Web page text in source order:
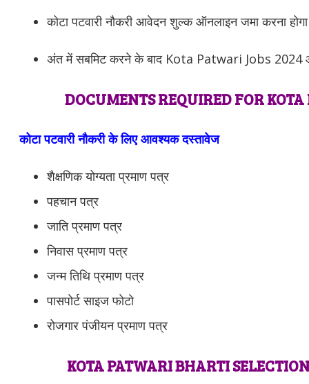
कोटा पटवारी नौकरी आवेदन शुल्क ऑनलाइन जमा करना
अंत में सबमिट करने के बाद Kota Patwari Jobs 2024
DOCUMENTS REQUIRED FOR
कोटापटवारी नौकरी के लिए आवश्यक दस्तावेज
शैक्षणिक योग्यता प्रमाण पत्र
पहचान पत्र
जाति प्रमाण पत्र
निवास प्रमाण पत्र
जन्म तिथि प्रमाण पत्र
पासपोर्ट साइज फोटो
रोजगार पंजीयन प्रमाण पत्र
KOTA PATWARI BHARTI